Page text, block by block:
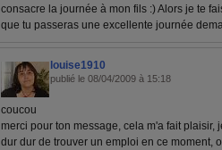
consacre la journée à mon fils :) Alors je te
que tu passeras une excellente journée
louise1910
publié le 08/04/2009 à 15:18
coucou
merci pour ton message, cela m'a fait plaisir,
dur dur de trouver un emploi en ce moment,